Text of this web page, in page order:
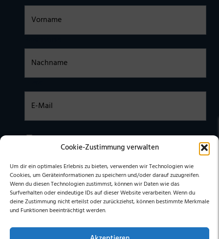
Cookie-Zustimmung verwalten
Um dir ein optimales Erlebnis zu bieten, verwenden wir Technologien wie
Cookies, um Geräteinformationen zu speichern und/oder darauf zuzugreifen.
Wenn du diesen Technologien zustimmst, können wir Daten wie das
Surfverhalten oder eindeutige IDs auf dieser Website verarbeiten. Wenn du
deine Zustimmung nicht erteilst oder zurückziehst, können bestimmte Merkmale
und Funktionen beeinträchtigt werden.
genommen. Ich stimme zu, dass meine Daten elektronisch
Einwilligung jederzeit für die Zukunft per E-Mail an
stephan@stephangrabmeier.de widerrufen.)